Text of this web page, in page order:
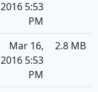
2016 5:53
PM
Mar 16,
2016 5:53
PM
2.8 MB